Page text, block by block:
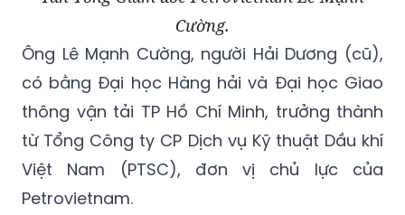
Cường.
Ông Lê Mạnh Cường, người Hải Dương (cũ),
có bằng Đại học Hàng hải và Đại học Giao
thông vận tải TP Hồ Chí Minh, trưởng thành
từ Tổng Công ty CP Dịch vụ Kỹ thuật Dầu khí
Việt Nam (PTSC), đơn vị chủ lực của
Petrovietnam.